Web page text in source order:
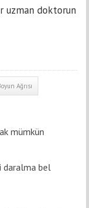
uzman doktorun
Ağrısı
mümkün
daralma bel